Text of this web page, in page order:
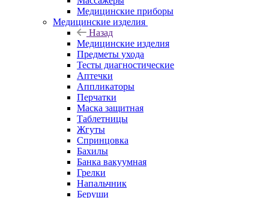
Медицинские приборы
Медицинские изделия
Назад
Медицинские изделия
Предметы ухода
Тесты диагностические
Аптечки
Аппликаторы
Перчатки
Маска защитная
Таблетницы
Жгуты
Спринцовка
Бахилы
Банка вакуумная
Грелки
Напальчник
Беруши